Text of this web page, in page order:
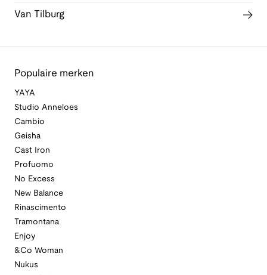
Van Tilburg
Populaire merken
YAYA
Studio Anneloes
Cambio
Geisha
Cast Iron
Profuomo
No Excess
New Balance
Rinascimento
Tramontana
Enjoy
&Co Woman
Nukus